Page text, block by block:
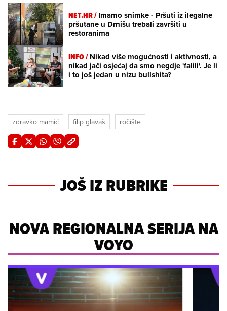
NET.HR /Imamo snimke - Pršuti iz ilegalne
pršutane u Drnišu trebali završiti u
restoranima
INFO /Nikad više mogućnosti i aktivnosti, a
nikad jači osjećaj da smo negdje 'falili'. Je li
i to još jedan u nizu bullshita?
zdravko mamić filip glavaš ročište
JOŠ IZ RUBRIKE
NOVA REGIONALNA SERIJA NA
VOYO